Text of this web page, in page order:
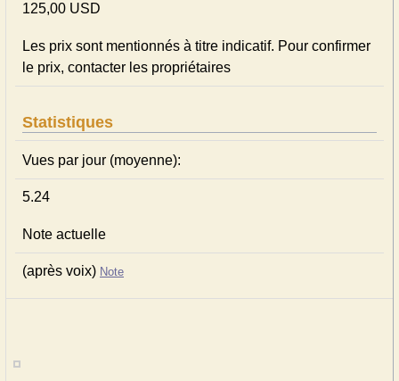
125,00 USD
Les prix sont mentionnés à titre indicatif. Pour confirmer
le prix, contacter les propriétaires
Statistiques
Vues par jour (moyenne):
5.24
Note actuelle
(après voix) Note